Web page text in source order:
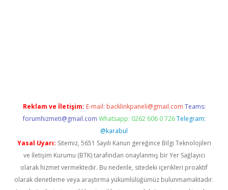
Reklam ve İletişim: E-mail: backlinkpaneli@gmail.com Teams:
forumhizmeti@gmail.com Whatsapp: 0262 606 0 726 Telegram:
@karabul
Yasal Uyarı: Sitemiz, 5651 Sayılı Kanun gereğince Bilgi Teknolojileri
ve İletişim Kurumu (BTK) tarafından onaylanmış bir Yer Sağlayıcı
olarak hizmet vermektedir. Bu nedenle, sitedeki içerikleri proaktif
olarak denetleme veya araştırma yükümlülüğümüz bulunmamaktadır.